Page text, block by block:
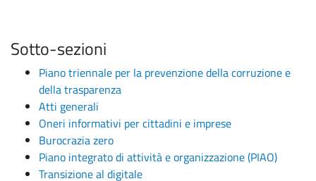
Sotto-sezioni
Piano triennale per la prevenzione della corruzione e
della trasparenza
Atti generali
Oneri informativi per cittadini e imprese
Burocrazia zero
Piano integrato di attività e organizzazione (PIAO)
Transizione al digitale